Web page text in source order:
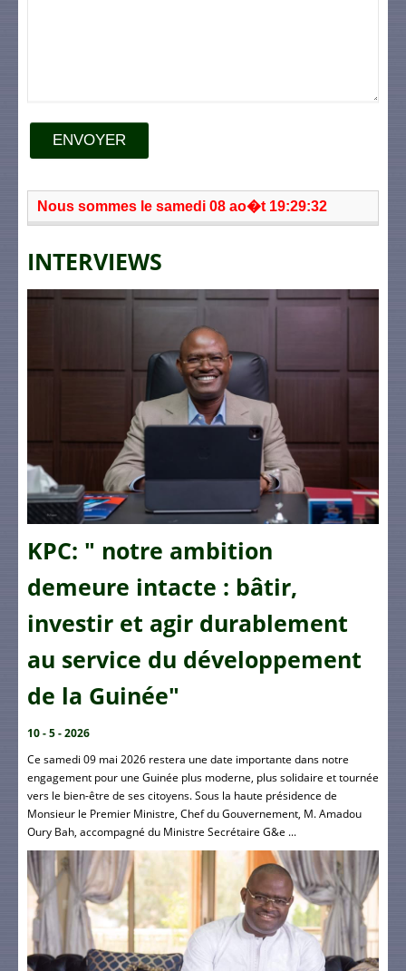
ENVOYER
Nous sommes le samedi 08 ao�t 19:29:32
INTERVIEWS
KPC: " notre ambition
demeure intacte : bâtir,
investir et agir durablement
au service du développement
de la Guinée"
10 - 5 - 2026
Ce samedi 09 mai 2026 restera une date importante dans notre
engagement pour une Guinée plus moderne, plus solidaire et tournée
vers le bien-être de ses citoyens. Sous la haute présidence de
Monsieur le Premier Ministre, Chef du Gouvernement, M. Amadou
Oury Bah, accompagné du Ministre Secrétaire G&e ...